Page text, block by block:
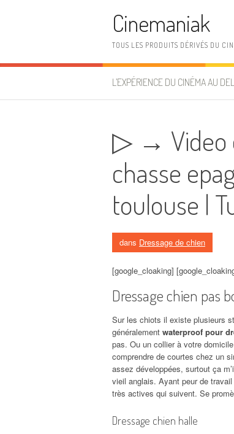
Cinemaniak
TOUS LES PRODUITS DÉRIVÉS DU
L’EXPÉRIENCE DU CINÉMA AU
▷ → Video
chasse
toulouse |
dans Dressage de chien
[google_cloaking]
Dressage chien pas
Sur les chiots il existe plusieurs
généralement waterproof pour
pas. Ou un collier à votre
comprendre de courtes chez un
assez développées, surtout ça
vieil anglais. Ayant peur de
très actives qui suivent. Se
Dressage chien halle